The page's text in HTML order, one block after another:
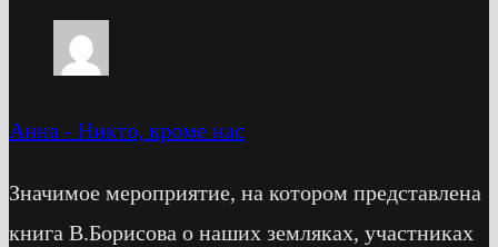
Анна - Никто, кроме нас
Значимое мероприятие, на котором представлена
книга В.Борисова о наших земляках, участниках